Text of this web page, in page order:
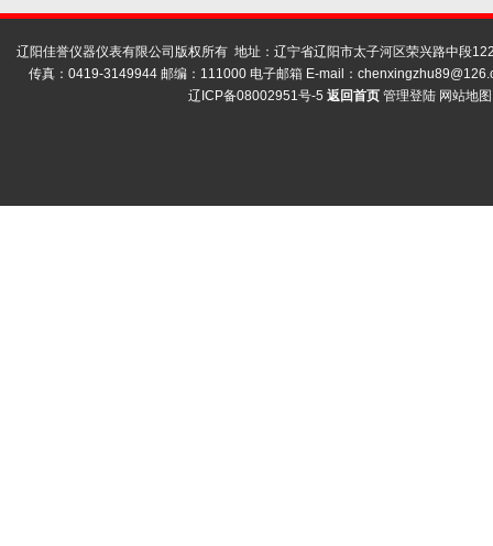
辽阳佳誉仪器仪表有限公司版权所有 地址：辽宁省辽阳市太子河区荣兴路中段
传真：0419-3149944 邮编：111000 电子邮箱 E-mail：
辽ICP备08002951号-5 返回首页 管理登陆 网站地图